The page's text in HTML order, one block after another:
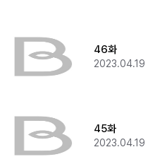
46화
2023.04.19
45화
2023.04.19